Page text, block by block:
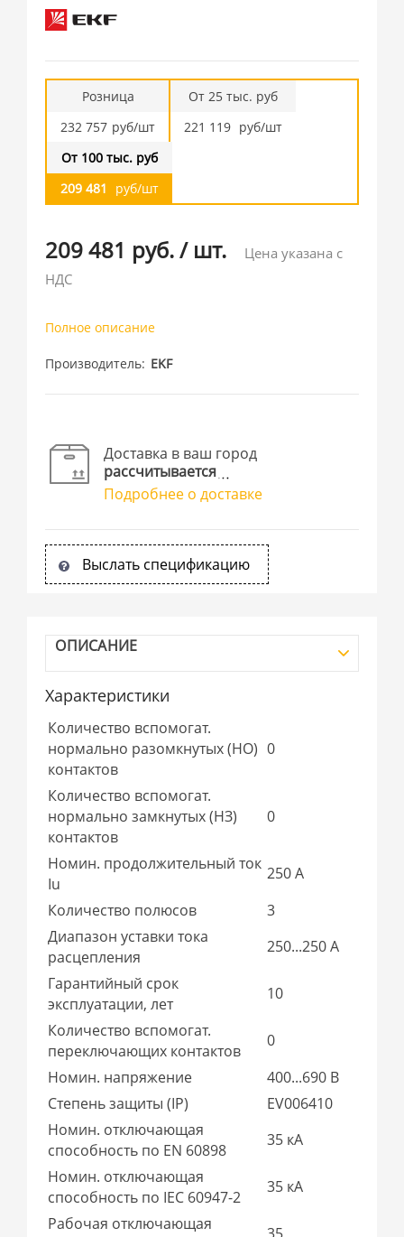
Розница
232 757 руб/шт
От 25 тыс. руб
221 119 руб/шт
От 100 тыс. руб
209 481
руб/шт
209 481 руб./ шт.
Цена указана с
НДС
Полное описание
Производитель EKF
Доставка в ваш город
рассчитывается
Подробнее о доставке
Выслать спецификацию
ОПИСАНИЕ
Характеристики
Количество вспомогат.
нормально разомкнутых (НО)
контактов
0
Количество вспомогат.
нормально замкнутых (НЗ)
контактов
0
Номин. продолжительный ток
Iu
250 А
Количество полюсов
3
Диапазон уставки тока
расцепления
250...250 А
Гарантийный срок
эксплуатации, лет
10
Количество вспомогат.
переключающих контактов
0
Номин. напряжение
400...690 В
Степень защиты (IP)
EV006410
Номин. отключающая
способность по EN 60898
35 кА
Номин. отключающая
способность по IEC 60947-2
35 кА
Рабочая отключающая